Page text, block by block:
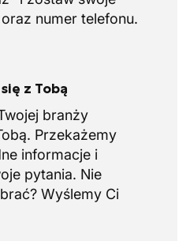
numer telefonu.
z Tobą
branży
Przekażemy
informacje i
pytania. Nie
Wyślemy Ci